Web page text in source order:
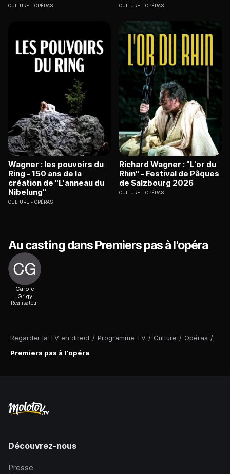
Regarder la TV en direct / Programme TV / Culture / Opéras /
Premiers pas à l'opéra
CULTURE OPÉRAS CULTURE OPÉRAS
Wagner : les pouvoirs du
Ring - 150 ans de la
création de "L'anneau du
Nibelung"
CULTURE OPÉRAS
Richard Wagner : "L'or du
Rhin" - Festival de Pâques
de Salzbourg 2026
CULTURE OPÉRAS
Au casting dans Premiers pas à l'opéra
Carole
Grigy
Réalisateur
Découvrez-nous
Presse